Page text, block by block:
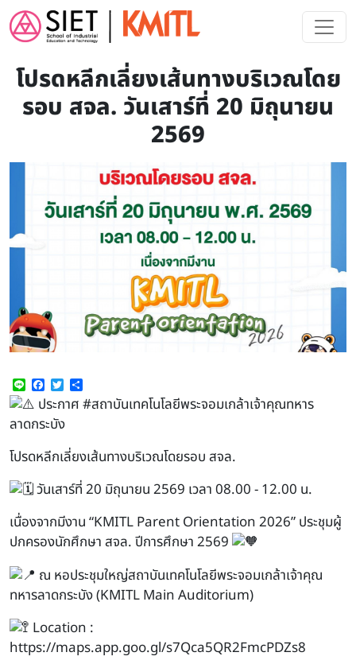
Skip to main content
โปรดหลีกเลี่ยงเส้นทางบริเวณโดย
รอบ สจล. วันเสาร์ที่ 20 มิถุนายน
2569
Line Facebook
Twitter
ประกาศ#สถาบันเทคโนโลยีพระจอมเกล้าเจ้าคุณทหาร
ลาดกระบัง
โปรดหลีกเลี่ยงเส้นทางบริเวณโดยรอบ สจล.
วันเสาร์ที่ 20 มิถุนายน 2569 เวลา 08.00 - 12.00 น.
เนื่องจากมีงาน “KMITL Parent Orientation 2026” ประชุมผู้
ปกครองนักศึกษา สจล. ปีการศึกษา 2569
ณ หอประชุมใหญ่สถาบันเทคโนโลยีพระจอมเกล้าเจ้าคุณ
ทหารลาดกระบัง (KMITL Main Auditorium)
Location :
https://maps.app.goo.gl/s7Qca5QR2FmcPDZs8